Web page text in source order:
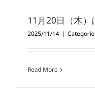
11月20日（木）
2025/11/14 |
Read More